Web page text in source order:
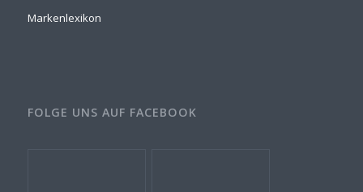
Markenlexikon
FOLGE UNS AUF FACEBOOK